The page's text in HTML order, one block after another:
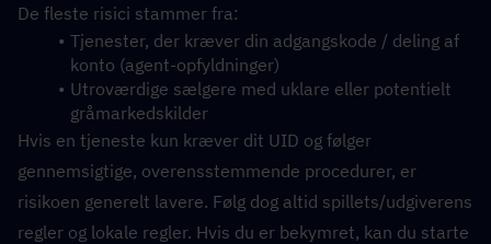
De fleste risici stammer fra:
Tjenester, der kræver din adgangskode / deling af
konto (agent-opfyldninger)
Utroværdige sælgere med uklare eller potentielt
gråmarkedskilder
Hvis en tjeneste kun kræver dit UID og følger
gennemsigtige, overensstemmende procedurer, er
risikoen generelt lavere. Følg dog altid spillets/udgiverens
regler og lokale regler. Hvis du er bekymret, kan du starte